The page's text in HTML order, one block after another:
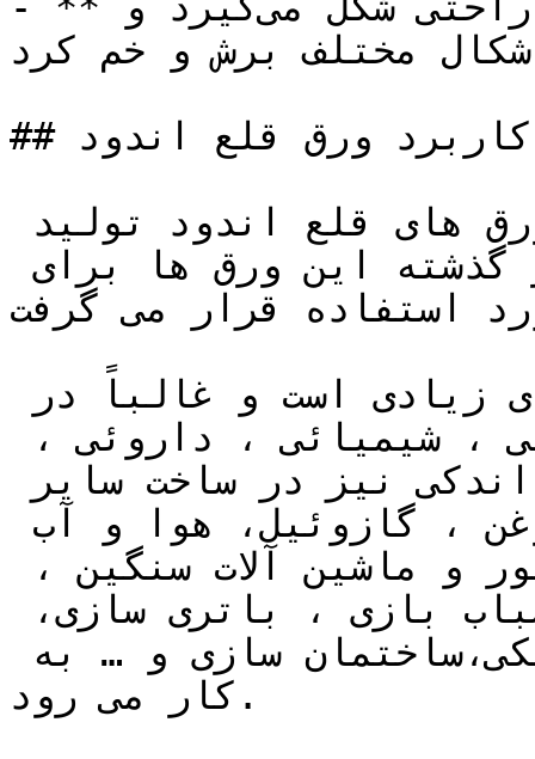
مختلف برش و خم کرد.
## کاربرد ورق قلع اندود
استفاده قرار می گرفت.
كار می رود.